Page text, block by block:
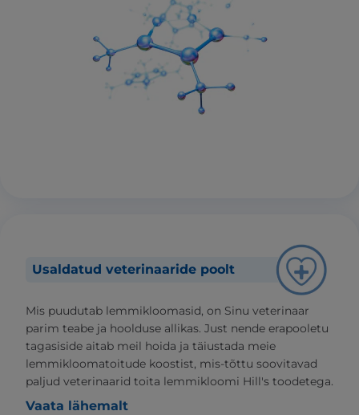
Usaldatud veterinaaride poolt
Mis puudutab lemmikloomasid, on Sinu veterinaar
parim teabe ja hoolduse allikas. Just nende erapooletu
tagasiside aitab meil hoida ja täiustada meie
lemmikloomatoitude koostist, mis-tõttu soovitavad
paljud veterinaarid toita lemmikloomi Hill's toodetega.
Vaata lähemalt